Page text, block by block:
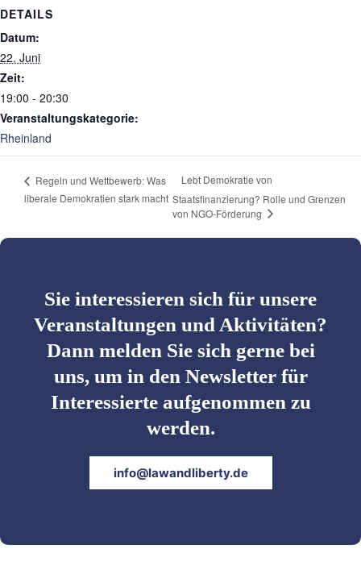
DETAILS
Datum:
22. Juni
Zeit:
19:00 - 20:30
Veranstaltungskategorie:
Rheinland
Regeln und Wettbewerb: Was
liberale Demokratien stark macht
Lebt Demokratie von
Staatsfinanzierung? Rolle und Grenzen
von NGO-Förderung
Sie interessieren sich für unsere
Veranstaltungen und Aktivitäten?
Dann melden Sie sich gerne bei
uns, um in den Newsletter für
Interessierte aufgenommen zu
werden.
info@lawandliberty.de